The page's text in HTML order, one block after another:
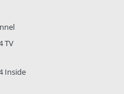
TV
Inside